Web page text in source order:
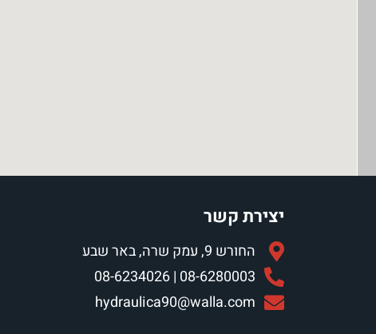
יצירת קשר
החורש 9, עמק שרה, באר שבע
08-6280003 | 08-6234026
hydraulica90@walla.com